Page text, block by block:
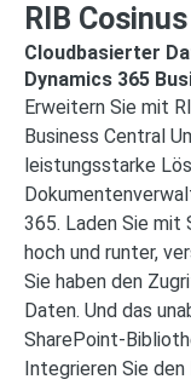
RIB
Cloudbasierter
Dynamics 365
Erweitern Sie mit
Business Central
leistungsstarke
365. Laden Sie
hoch und runter,
Sie haben den
Daten. Und das
SharePoint-
Integrieren Sie